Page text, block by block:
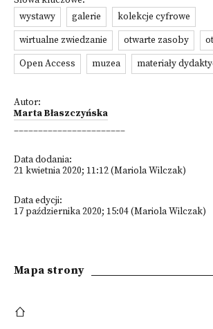
wystawy
galerie
kolekcje cyfrowe
wirtualne zwiedzanie
otwarte zasoby
Open Access
muzea materiały
Autor:
Marta Błaszczyńska
_______________________
Data dodania:
21 kwietnia 2020; 11:12 (Mariola Wilczak)
Data edycji:
17 października 2020; 15:04 (Mariola Wilczak)
Mapa strony